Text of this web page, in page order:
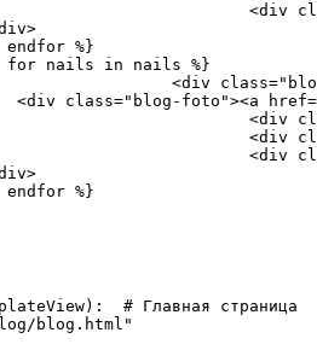
endfor %}
nails in nails %}
<div class="blog-foto"><a
endfor %}
# Главная страница
blog.html"